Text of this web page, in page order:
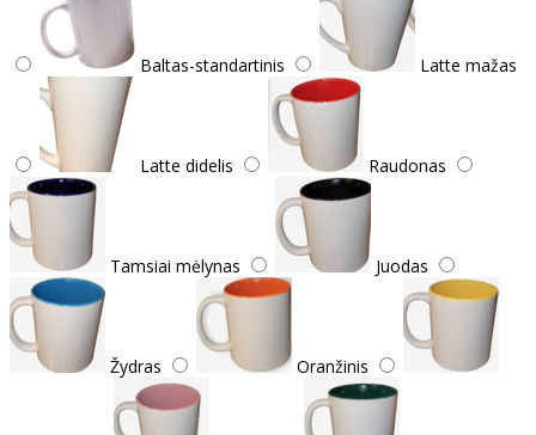
Baltas-standartinis Latte mažas
Latte didelis Raudonas
Tamsiai mėlynas Juodas
Žydras Oranžinis